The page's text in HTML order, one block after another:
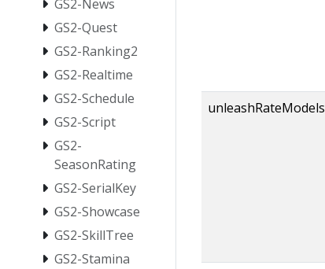
GS2-News
GS2-Quest
GS2-Ranking2
GS2-Realtime
GS2-Schedule
GS2-Script
GS2-
SeasonRating
GS2-SerialKey
GS2-Showcase
GS2-SkillTree
GS2-Stamina
unleashRateModels